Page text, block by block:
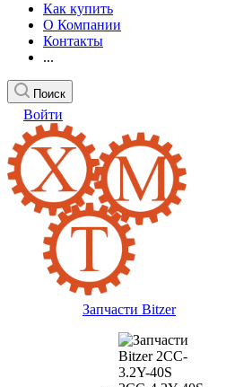
Как купить
О Компании
Контакты
...
Поиск
Войти
Запчасти Bitzer